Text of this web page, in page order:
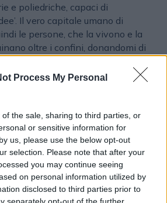
Process My Personal
the sale, sharing to third parties, or
or sensitive information for
us, please use the below opt-out
selection. Please note that after your
you may continue seeing
on personal information utilized by
disclosed to third parties prior to
separately opt-out of the further
e poliedriche, capaci di
Il vero capitale umano di
le persone, che la vivono e la
oltre i confini, donandomi di
sogni ed inseguire le mie visioni.
Rocco al nostro fianco, un
per puntare nuovi obiettivi. Sono
un “boost” importantissimo in
imparare anche da lui, serve
e si diventa migliori solo se si
squadra. Personalmente sono
team che rappresenta oggi